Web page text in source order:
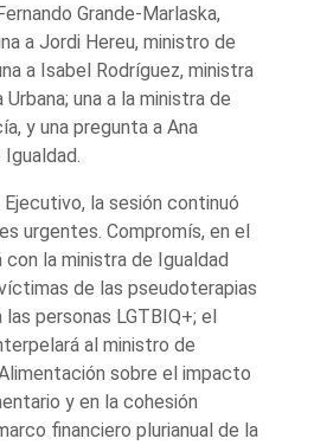
Grande-Marlaska,
a Jordi Hereu, ministro de
a Isabel Rodríguez, ministra
una a la ministra de
y una pregunta a Ana
la sesión continuó
urgentes. Compromís, en el
la ministra de Igualdad
de las pseudoterapias
personas LGTBIQ+; el
al ministro de
sobre el impacto
y en la cohesión
financiero plurianual de la